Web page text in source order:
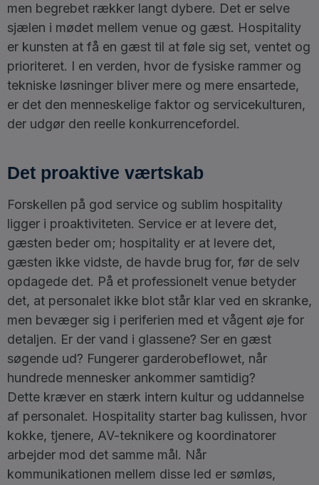
men begrebet rækker langt dybere. Det er selve
sjælen i mødet mellem venue og gæst. Hospitality
er kunsten at få en gæst til at føle sig set, ventet og
prioriteret. I en verden, hvor de fysiske rammer og
tekniske løsninger bliver mere og mere ensartede,
er det den menneskelige faktor og servicekulturen,
der udgør den reelle konkurrencefordel.
Det proaktive værtskab
Forskellen på god service og sublim hospitality
ligger i proaktiviteten. Service er at levere det,
gæsten beder om; hospitality er at levere det,
gæsten ikke vidste, de havde brug for, før de selv
opdagede det. På et professionelt venue betyder
det, at personalet ikke blot står klar ved en skranke,
men bevæger sig i periferien med et vågent øje for
detaljen. Er der vand i glassene? Ser en gæst
søgende ud? Fungerer garderobeflowet, når
hundrede mennesker ankommer samtidig?
Dette kræver en stærk intern kultur og uddannelse
af personalet. Hospitality starter bag kulissen, hvor
kokke, tjenere, AV-teknikere og koordinatorer
arbejder mod det samme mål. Når
kommunikationen mellem disse led er sømløs,